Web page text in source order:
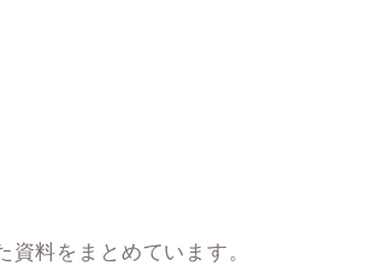
料をまとめています。